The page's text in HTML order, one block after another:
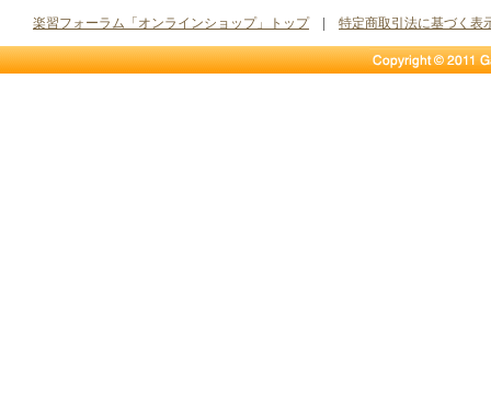
楽習フォーラム「オンラインショップ」トップ| 特定商取引法に基づく表